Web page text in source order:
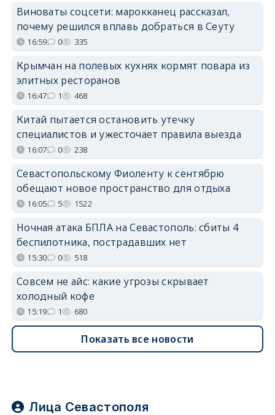
Виноваты соцсети: марокканец рассказал,
почему решился вплавь добраться в Сеуту
16:59 0 335
Крымчан на полевых кухнях кормят повара из
элитных ресторанов
16:47 1 468
Китай пытается остановить утечку
специалистов и ужесточает правила выезда
16:07 0 238
Севастопольскому Фиоленту к сентябрю
обещают новое пространство для отдыха
16:05 5 1522
Ночная атака БПЛА на Севастополь: сбиты 4
беспилотника, пострадавших нет
15:30 0 518
Совсем не айс: какие угрозы скрывает
холодный кофе
15:19 1 680
Показать все новости
Лица Севастополя